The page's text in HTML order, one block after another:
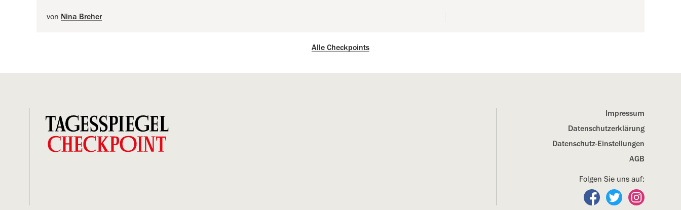
von Nina Breher
Alle Checkpoints
Impressum
Datenschutz­erklärung
Datenschutz-Einstellungen
AGB
Folgen Sie uns auf:
Folgen Sie uns auf
Folgen Sie uns